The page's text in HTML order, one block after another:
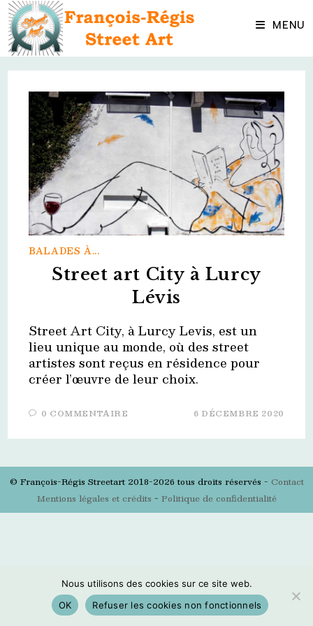
Skip
content MENU
BALADES À...
Street art City à Lurcy
Lévis
Street Art City, à Lurcy Levis, est un
lieu unique au monde, où des street
artistes sont reçus en résidence pour
créer l’œuvre de leur choix.
0 COMMENTAIRE 6 DÉCEMBRE 2020
© François-Régis Streetart 2018-2026 tous droits réservés - Contact
Mentions légales et crédits - Politique de confidentialité
Nous utilisons des cookies sur ce site web.
OK
Refuser les cookies non fonctionnels